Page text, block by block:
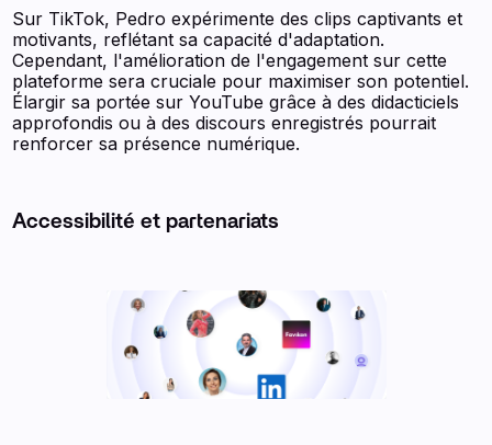
Sur TikTok, Pedro expérimente des clips captivants et
motivants, reflétant sa capacité d'adaptation.
Cependant, l'amélioration de l'engagement sur cette
plateforme sera cruciale pour maximiser son potentiel.
Élargir sa portée sur YouTube grâce à des didacticiels
approfondis ou à des discours enregistrés pourrait
renforcer sa présence numérique.
Accessibilité et partenariats